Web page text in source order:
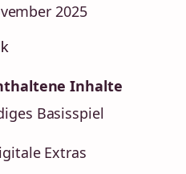
2025
Inhalte
Basisspiel
Extras